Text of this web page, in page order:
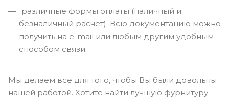
различные формы оплаты (наличный и
безналичный расчет). Всю документацию можно
получить на e-mail или любым другим удобным
способом связи.
Мы делаем все для того, чтобы Вы были довольны
нашей работой. Хотите найти лучшую фурнитуру